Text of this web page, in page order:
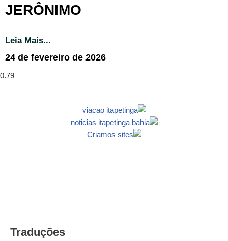
JERÔNIMO
Leia Mais...
24 de fevereiro de 2026
Traduções